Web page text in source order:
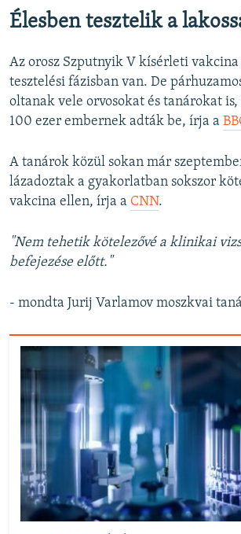
Élesben tesztelik a
Az orosz Szputnyik V kísérleti
tesztelési fázisban van. De
oltanak vele orvosokat és tanárokat
100 ezer embernek adták be, írja a
A tanárok közül sokan már
lázadoztak a gyakorlatban sokszor
vakcina ellen, írja a CNN.
"Nem tehetik kötelezővé a klinikai
befejezése előtt."
- mondta Jurij Varlamov moszkvai